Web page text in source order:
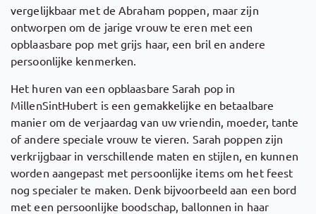
vergelijkbaar met de Abraham poppen, maar zijn
ontworpen om de jarige vrouw te eren met een
opblaasbare pop met grijs haar, een bril en andere
persoonlijke kenmerken.
Het huren van een opblaasbare Sarah pop in
MillenSintHubert is een gemakkelijke en betaalbare
manier om de verjaardag van uw vriendin, moeder, tante
of andere speciale vrouw te vieren. Sarah poppen zijn
verkrijgbaar in verschillende maten en stijlen, en kunnen
worden aangepast met persoonlijke items om het feest
nog specialer te maken. Denk bijvoorbeeld aan een bord
met een persoonlijke boodschap, ballonnen in haar